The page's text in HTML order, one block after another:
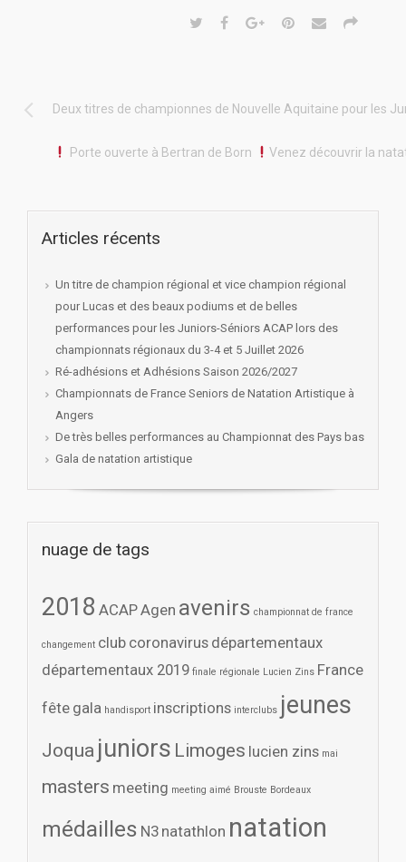
Deux titres de championnes de Nouvelle Aquitaine pour les
Porte ouverte à Bertran de Born Venez découvrir la
Articles récents
Un titre de champion régional et vice champion régional
pour Lucas et des beaux podiums et de belles
performances pour les Juniors-Séniors ACAP lors des
championnats régionaux du 3-4 et 5 Juillet 2026
Ré-adhésions et Adhésions Saison 2026/2027
Championnats de France Seniors de Natation Artistique à
Angers
De très belles performances au Championnat des Pays bas
Gala de natation artistique
nuage de tags
2018 ACAPAgen avenirs championnat de france
changement club coronavirus départementaux
départementaux 2019 finale régionale Lucien Zins France
fête gala handisport inscriptions interclubs jeunes
Joqua juniors Limoges lucien zins mai
masters meeting meeting aimé Brouste Bordeaux
médailles N3 natathlon natation